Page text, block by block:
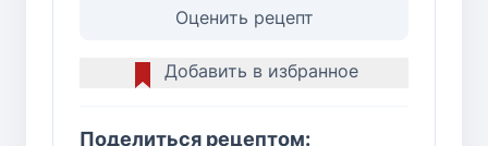
Оценить рецепт
Добавить в избранное
Поделиться рецептом: